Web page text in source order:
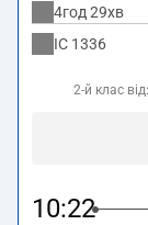
4год 29хв
IC 1336
2-й клас від:
10:22